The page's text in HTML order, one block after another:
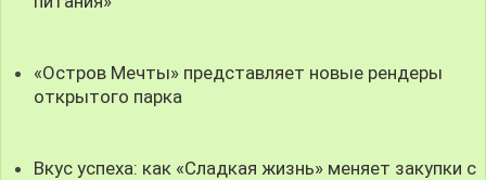
«Остров Мечты» представляет новые рендеры
открытого парка
Вкус успеха: как «Сладкая жизнь» меняет закупки с